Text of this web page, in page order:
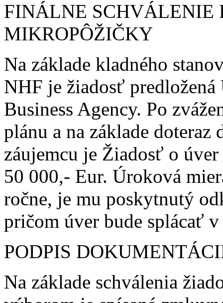
FINÁLNE SCHVÁLENIE
MIKROPÔŽIČKY
Na základe kladného
NHF je žiadosť
Business Agency. Po
plánu a na základe
záujemcu je Žiadosť o
50 000,- Eur. Úroková
ročne, je mu poskytnutý
pričom úver bude splácať
PODPIS
Na základe schválenia